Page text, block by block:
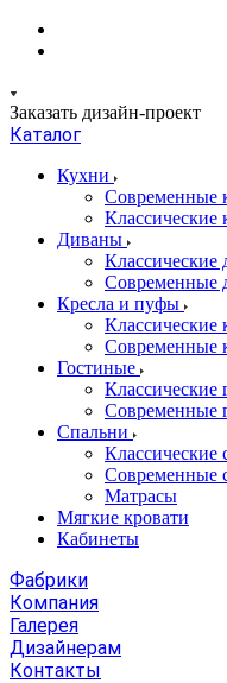
Заказать дизайн-проект
Каталог
Кухни
Современные
Классические
Диваны
Классические
Современные
Кресла и пуфы
Классические
Современные
Гостиные
Классические
Современные
Спальни
Классические
Современные
Матрасы
Мягкие кровати
Кабинеты
Фабрики
Компания
Галерея
Дизайнерам
Контакты